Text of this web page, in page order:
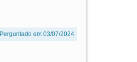
Perguntado em 03/07/2024